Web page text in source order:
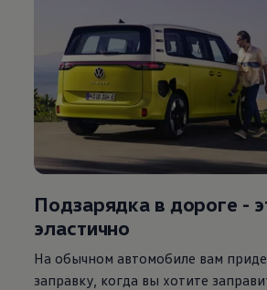
Подзарядка в дороге -
эластично
На обычном автомобиле вам
заправку, когда вы хотите